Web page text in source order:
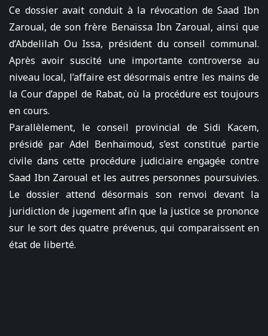
Ce dossier avait conduit à la révocation de Saad Ibn
Zaroual, de son frère Benaïssa Ibn Zaroual, ainsi que
d’Abdelilah Ou Issa, président du conseil communal.
Après avoir suscité une importante controverse au
niveau local, l’affaire est désormais entre les mains de
la Cour d’appel de Rabat, où la procédure est toujours
en cours.
Parallèlement, le conseil provincial de Sidi Kacem,
présidé par Adel Benhaïmoud, s’est constitué partie
civile dans cette procédure judiciaire engagée contre
Saad Ibn Zaroual et les autres personnes poursuivies.
Le dossier attend désormais son renvoi devant la
juridiction de jugement afin que la justice se prononce
sur le sort des quatre prévenus, qui comparaissent en
état de liberté.